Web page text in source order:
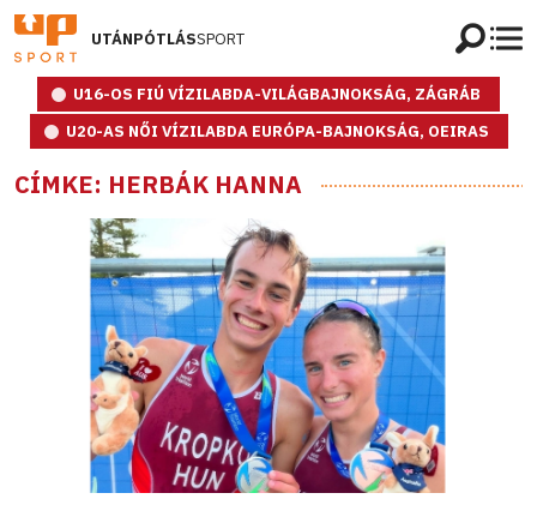
UTÁNPÓTLÁSSPORT
U16-OS FIÚ VÍZILABDA-VILÁGBAJNOKSÁG, ZÁGRÁB
U20-AS NŐI VÍZILABDA EURÓPA-BAJNOKSÁG, OEIRAS
CÍMKE: HERBÁK HANNA